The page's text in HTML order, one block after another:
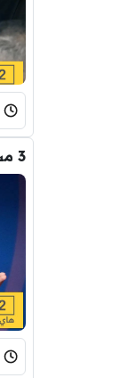
3 مستجدات في سوق انتقالات برشلونة